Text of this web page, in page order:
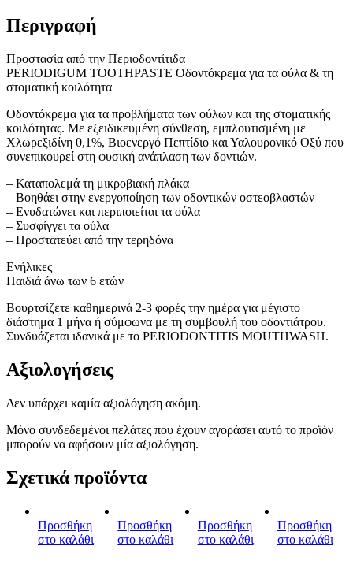
Περιγραφή
Προστασία από την Περιοδοντίτιδα
PERIODIGUM TOOTHPASTE Οδοντόκρεμα για τα ούλα & τη
στοματική κοιλότητα
Οδοντόκρεμα για τα προβλήματα των ούλων και της στοματικής
κοιλότητας. Με εξειδικευμένη σύνθεση, εμπλουτισμένη με
Χλωρεξιδίνη 0,1%, Βιοενεργό Πεπτίδιο και Υαλουρονικό Οξύ που
συνεπικουρεί στη φυσική ανάπλαση των δοντιών.
– Καταπολεμά τη μικροβιακή πλάκα
– Βοηθάει στην ενεργοποίηση των οδοντικών οστεοβλαστών
– Ενυδατώνει και περιποιείται τα ούλα
– Συσφίγγει τα ούλα
– Προστατεύει από την τερηδόνα
Ενήλικες
Παιδιά άνω των 6 ετών
Βουρτσίζετε καθημερινά 2-3 φορές την ημέρα για μέγιστο
διάστημα 1 μήνα ή σύμφωνα με τη συμβουλή του οδοντιάτρου.
Συνδυάζεται ιδανικά με το PERIODONTITIS MOUTHWASH.
Αξιολογήσεις
Δεν υπάρχει καμία αξιολόγηση ακόμη.
Μόνο συνδεδεμένοι πελάτες που έχουν αγοράσει αυτό το προϊόν
μπορούν να αφήσουν μία αξιολόγηση.
Σχετικά προϊόντα
Προσθήκη
στο καλάθι
Προσθήκη
στο καλάθι
Προσθήκη
στο καλάθι
Προσθήκη
στο καλάθι